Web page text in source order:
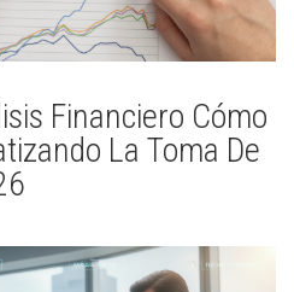
Financiero Cómo
La Toma De